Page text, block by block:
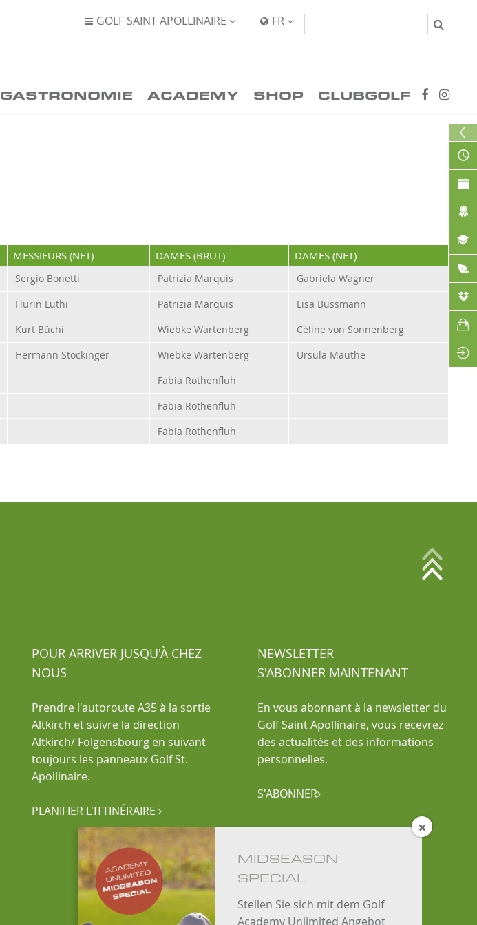
 GOLF SAINT APOLLINAIRE  FR 
GASTRONOMIE ACADEMY SHOP CLUBGOLF
MESSIEURS (NET) DAMES (BRUT) DAMES (NET)
Sergio Bonetti Patrizia Marquis
Gabriela Wagner
Flurin Lüthi Patrizia Marquis
Lisa Bussmann
Kurt Büchi Wiebke Wartenberg
Céline von Sonnenberg
Hermann Stockinger Wiebke Wartenberg
Ursula Mauthe
Fabia Rothenfluh
Fabia Rothenfluh
Fabia Rothenfluh
POUR ARRIVER JUSQU'À CHEZ
NOUS
Prendre l'autoroute A35 à la sortie
Altkirch et suivre la direction
Altkirch/ Folgensbourg en suivant
toujours les panneaux Golf St.
Apollinaire.
PLANIFIER L'ITTINÉRAIRE 
NEWSLETTER
S'ABONNER MAINTENANT
En vous abonnant à la newsletter du
Golf Saint Apollinaire, vous recevrez
des actualités et des informations
personnelles.
S'ABONNER
MIDSEASON
SPECIAL
Stellen Sie sich mit dem Golf
Academy Unlimited Angebot
